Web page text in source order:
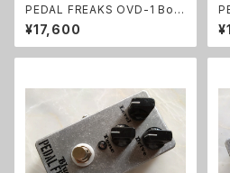
PEDAL FREAKS OVD-1 Boo
st完成品
¥17,600